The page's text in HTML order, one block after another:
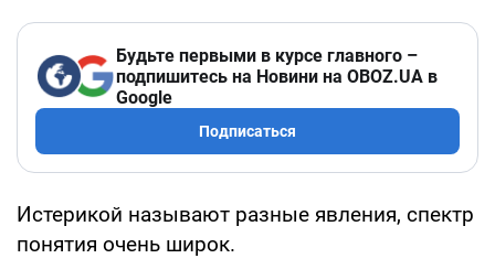
Будьте первыми в курсе главного –
подпишитесь на Новини на OBOZ.UA в
Google
Подписаться
Истерикой называют разные явления, спектр
понятия очень широк.